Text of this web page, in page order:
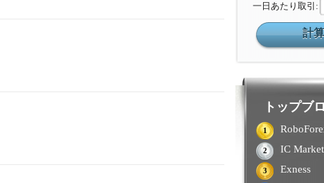
一日あたり取引:
トップブ
1
2 IC
3 Exness